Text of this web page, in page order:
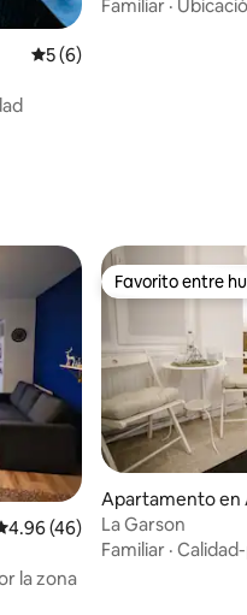
Calificación promedio: 5
5 (6)
Familiar ·
promedio: 4.96 de
4.96 (46)
la zona
Favorito entre
Favorito entre
Apartamento en
La Garson
Familiar ·